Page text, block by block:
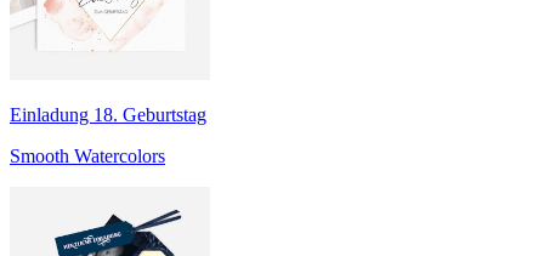
Einladung 18. Geburtstag
Smooth Watercolors